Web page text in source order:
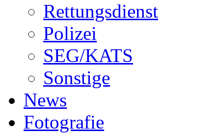
Rettungsdienst
Polizei
SEG/KATS
Sonstige
News
Fotografie